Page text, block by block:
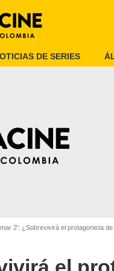
DE SERIES
2': ¿Sobrevivirá el protagonista